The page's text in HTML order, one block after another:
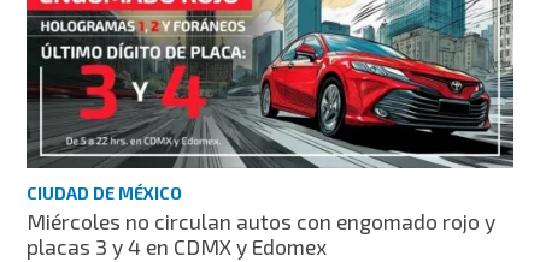
CIUDAD DE MÉXICO
Miércoles no circulan autos con engomado rojo y
placas 3 y 4 en CDMX y Edomex